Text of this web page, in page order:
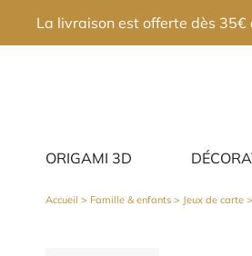
ORIGAMI 3D
La livraison est offerte dès
Accueil > Famille & enfants > Jeux de carte
×